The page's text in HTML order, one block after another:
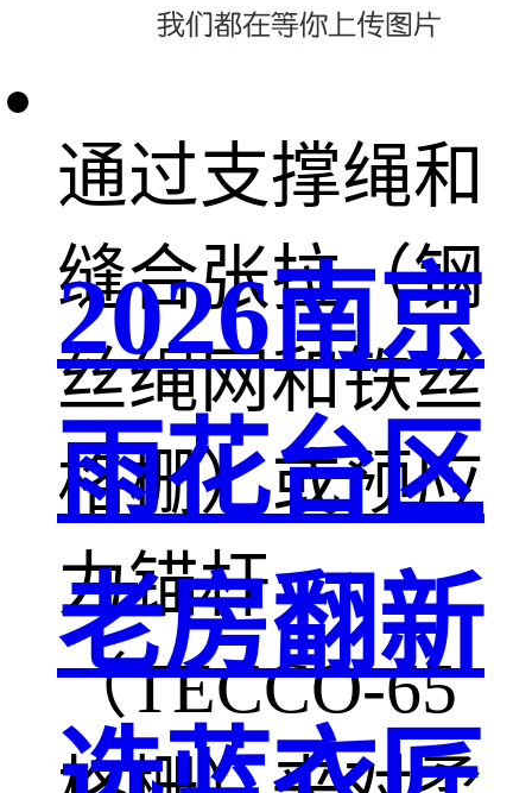
通过支撑绳和
缝合张拉（钢
丝绳网和铁丝
格栅）或预应
力锚杆
（TECCO-65
2026南京
雨花台区
老房翻新